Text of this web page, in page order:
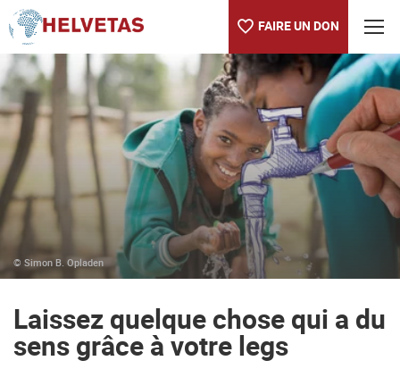
FAIRE UN DON
Table des matières
Laissez quelque chose qui a du sens grâce à votre legs
© Simon B. Opladen
Laissez quelque chose qui a du
sens grâce à votre legs